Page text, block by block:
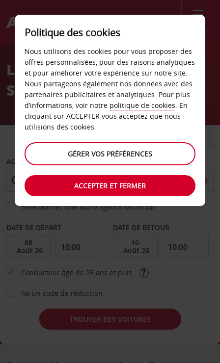
Menu
Welcome
AvisLocation de voiture
Sundsvall - Centre-ville
AGENCE DE DÉPART
Sélectionnez une autre agence de retour
DATE DE DÉPART DATE DE RETOUR
Conducteur âgé de 25 ans et plus
J’ai un code de réduction
TROUVER DES VOITURES
Politique des cookies
Nous utilisons des cookies pour vous proposer des
offres personnalisées, pour des raisons analytiques
et pour améliorer votre expérience sur notre site.
Nous partageons également nos données avec des
partenaires publicitaires et analytiques. Pour plus
d’informations, voir notre politique de cookies. En
cliquant sur ACCEPTER vous acceptez que nous
utilisions des cookies.
GÉRER VOS PRÉFÉRENCES
ACCEPTER ET FERMER